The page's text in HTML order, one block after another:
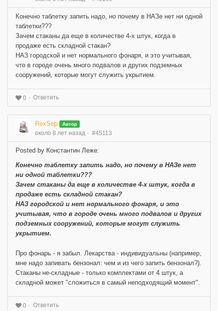
Конечно таблетку запить надо, но почему в НАЗе нет ни одной
таблетки???
Зачем стаканы да еще в количестве 4-х штук, когда в
продаже есть складной стакан?
НАЗ городской и нет нормального фонаря, и это учитывая,
что в городе очень много подвалов и других подземных
сооружений, которые могут служить укрытием.
0 Ответить
RexSep Автор
около 8 лет назад #45113
Posted by Константин Леже:
Конечно таблетку запить надо, но почему в НАЗе нет
ни одной таблетки???
Зачем стаканы да еще в количестве 4-х штук, когда в
продаже есть складной стакан?
НАЗ городской и нет нормального фонаря, и это
учитывая, что в городе очень много подвалов и других
подземных сооружений, которые могут служить
укрытием.
Про фонарь - я забыл. Лекарства - индивидуальны (например,
мне надо запивать бензонал: чем и из чего запить бензонал?).
Стаканы не-складные - только комплектами от 4 штук, а
складной может "сложиться в самый неподходящий момент".
0 Ответить